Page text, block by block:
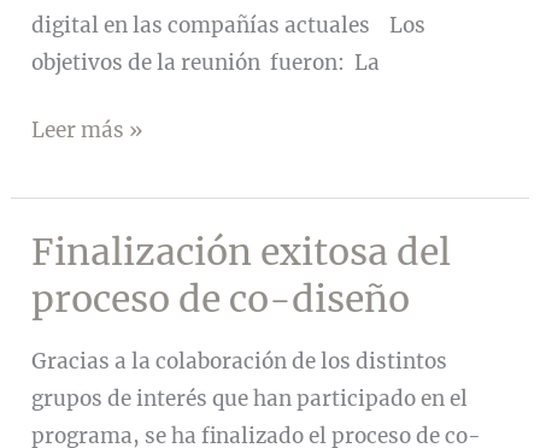
digital en las compañías actuales Los
objetivos de la reunión fueron: La
Primera
de
Club
Liderazgo
Digital
en
Madrid
Leer más »
Finalización exitosa del
proceso de co-diseño
Gracias a la colaboración de los distintos
grupos de interés que han participado en el
programa, se ha finalizado el proceso de co-